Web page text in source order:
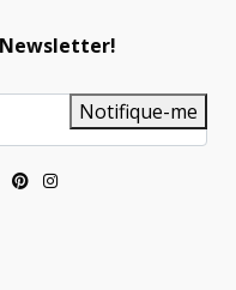
Newsletter!
Notifique-me